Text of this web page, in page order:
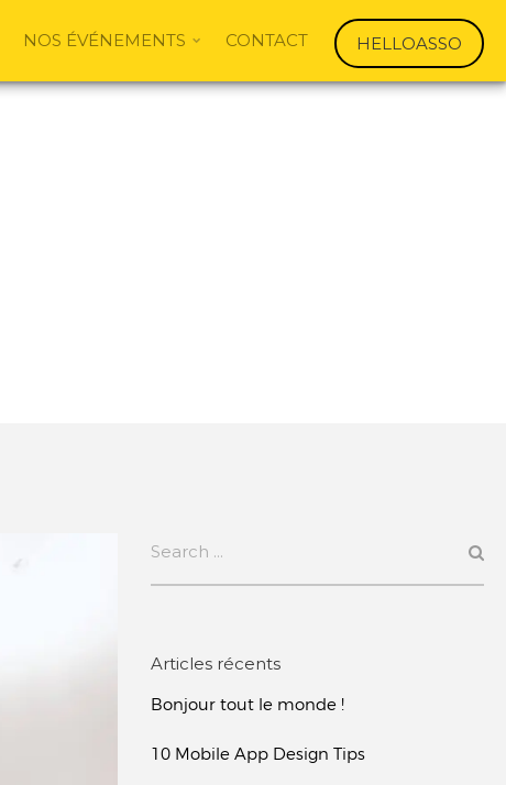
NOS ÉVÉNEMENTS CONTACT HELLOASSO
Articles récents
Bonjour tout le monde !
10 Mobile App Design Tips